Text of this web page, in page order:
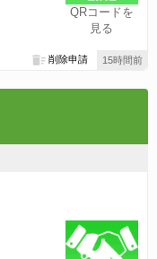
QRコードを
見る
15時間前
削除申請